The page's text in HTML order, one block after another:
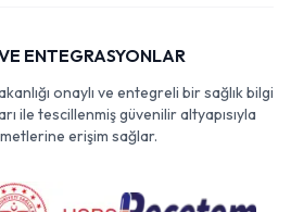
ENTEGRASYONLAR
onaylı ve entegreli bir sağlık bilgi
ile tescillenmiş güvenilir altyapısıyla
erişim sağlar.